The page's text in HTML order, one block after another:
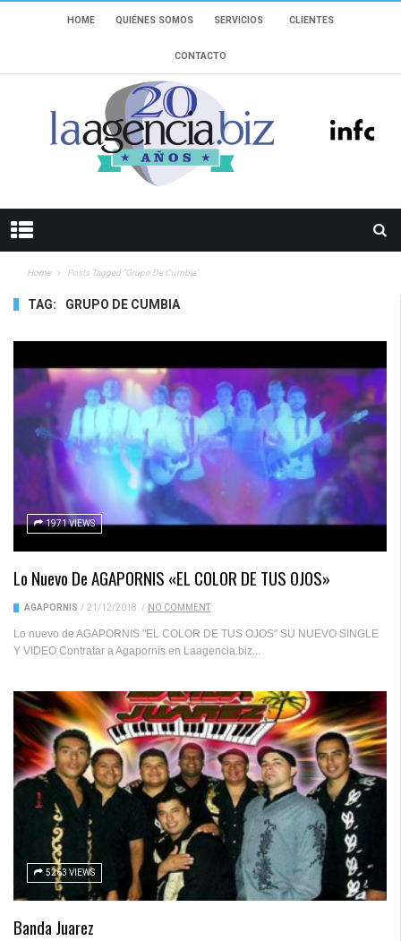
HOME QUIÉNES SOMOS SERVICIOS CLIENTES
CONTACTO
Home Posts Tagged "grupo De Cumbia"
TAG: GRUPO DE CUMBIA
1971 VIEWS
Lo Nuevo De AGAPORNIS «EL COLOR DE TUS OJOS»
AGAPORNIS / 21/12/2018 / NO COMMENT
Lo nuevo de AGAPORNIS "EL COLOR DE TUS OJOS" SU NUEVO SINGLE
Y VIDEO Contratar a Agapornis en Laagencia.biz...
5263 VIEWS
Banda Juarez